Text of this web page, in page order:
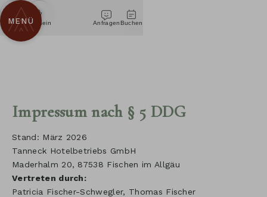
INHALT
SPRINGEN
NACHHALTIGKEIT
MENÜ
TelefonGutschein AnfragenBuchen
Impressum nach § 5 DDG
Stand: März 2026
Tanneck Hotelbetriebs GmbH
Maderhalm 20, 87538 Fischen im Allgäu
Vertreten durch:
Patricia Fischer-Schwegler, Thomas Fischer